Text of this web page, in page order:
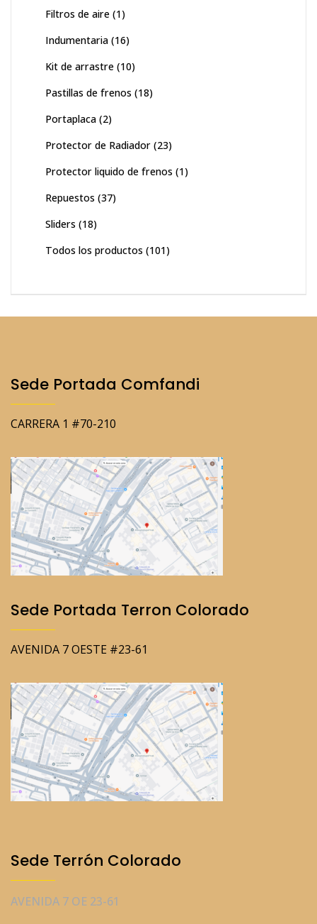
Filtros de aire (1)
Indumentaria (16)
Kit de arrastre (10)
Pastillas de frenos (18)
Portaplaca (2)
Protector de Radiador (23)
Protector liquido de frenos (1)
Repuestos (37)
Sliders (18)
Todos los productos (101)
Sede Portada Comfandi
CARRERA 1 #70-210
Sede Portada Terron Colorado
AVENIDA 7 OESTE #23-61
Sede Terrón Colorado
AVENIDA 7 OE 23-61